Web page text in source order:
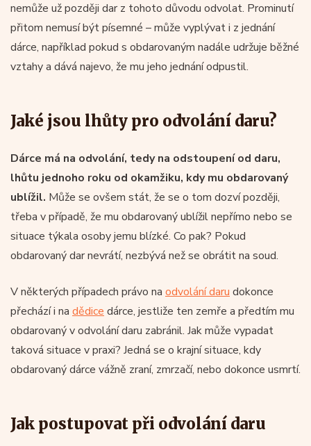
nemůže už později dar z tohoto důvodu odvolat. Prominutí
přitom nemusí být písemné – může vyplývat i z jednání
dárce, například pokud s obdarovaným nadále udržuje běžné
vztahy a dává najevo, že mu jeho jednání odpustil.
Jaké jsou lhůty pro odvolání daru?
Dárce má na odvolání, tedy na odstoupení od daru,
lhůtu jednoho roku od okamžiku, kdy mu obdarovaný
ublížil. Může se ovšem stát, že se o tom dozví později,
třeba v případě, že mu obdarovaný ublížil nepřímo nebo se
situace týkala osoby jemu blízké. Co pak? Pokud
obdarovaný dar nevrátí, nezbývá než se obrátit na soud.
V některých případech právo na odvolání daru dokonce
přechází i na dědice dárce, jestliže ten zemře a předtím mu
obdarovaný v odvolání daru zabránil. Jak může vypadat
taková situace v praxi? Jedná se o krajní situace, kdy
obdarovaný dárce vážně zraní, zmrzačí, nebo dokonce usmrtí.
Jak postupovat při odvolání daru